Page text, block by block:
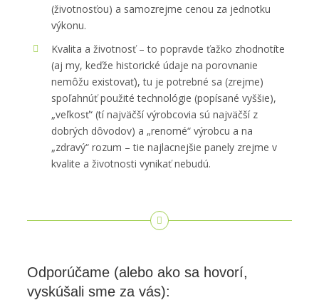
(životnosťou) a samozrejme cenou za jednotku
výkonu.
Kvalita a životnosť – to popravde ťažko zhodnotíte
(aj my, keďže historické údaje na porovnanie
nemôžu existovať), tu je potrebné sa (zrejme)
spoľahnúť použité technológie (popísané vyššie),
„veľkosť“ (tí najväčší výrobcovia sú najväčší z
dobrých dôvodov) a „renomé“ výrobcu a na
„zdravý“ rozum – tie najlacnejšie panely zrejme v
kvalite a životnosti vynikať nebudú.
Odporúčame (alebo ako sa hovorí,
vyskúšali sme za vás):